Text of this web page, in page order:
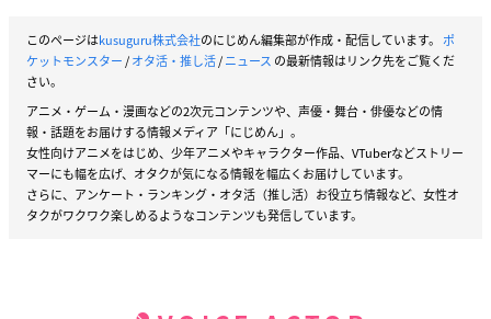
このページはkusuguru株式会社のにじめん編集部が作成・配信しています。 ポ
ケットモンスター/オタ活・推し活/ニュース の最新情報はリンク先をご覧くだ
さい。
アニメ・ゲーム・漫画などの2次元コンテンツや、声優・舞台・俳優などの情
報・話題をお届けする情報メディア「にじめん」。
女性向けアニメをはじめ、少年アニメやキャラクター作品、VTuberなどストリー
マーにも幅を広げ、オタクが気になる情報を幅広くお届けしています。
さらに、アンケート・ランキング・オタ活（推し活）お役立ち情報など、女性オ
タクがワクワク楽しめるようなコンテンツも発信しています。